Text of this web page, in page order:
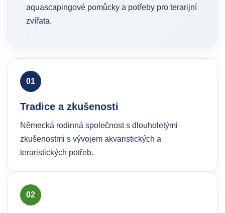
aquascapingové pomůcky a potřeby pro terarijní
zvířata.
01
Tradice a zkušenosti
Německá rodinná společnost s dlouholetými
zkušenostmi s vývojem akvaristických a
teraristických potřeb.
02